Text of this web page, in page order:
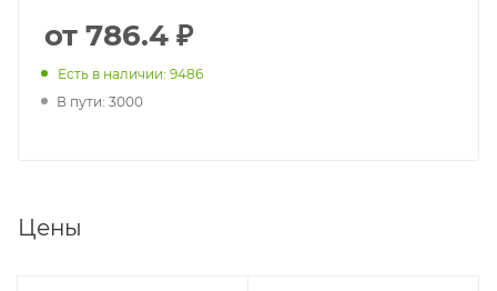
от 786.4 ₽
Есть в наличии: 9486
В пути: 3000
Цены